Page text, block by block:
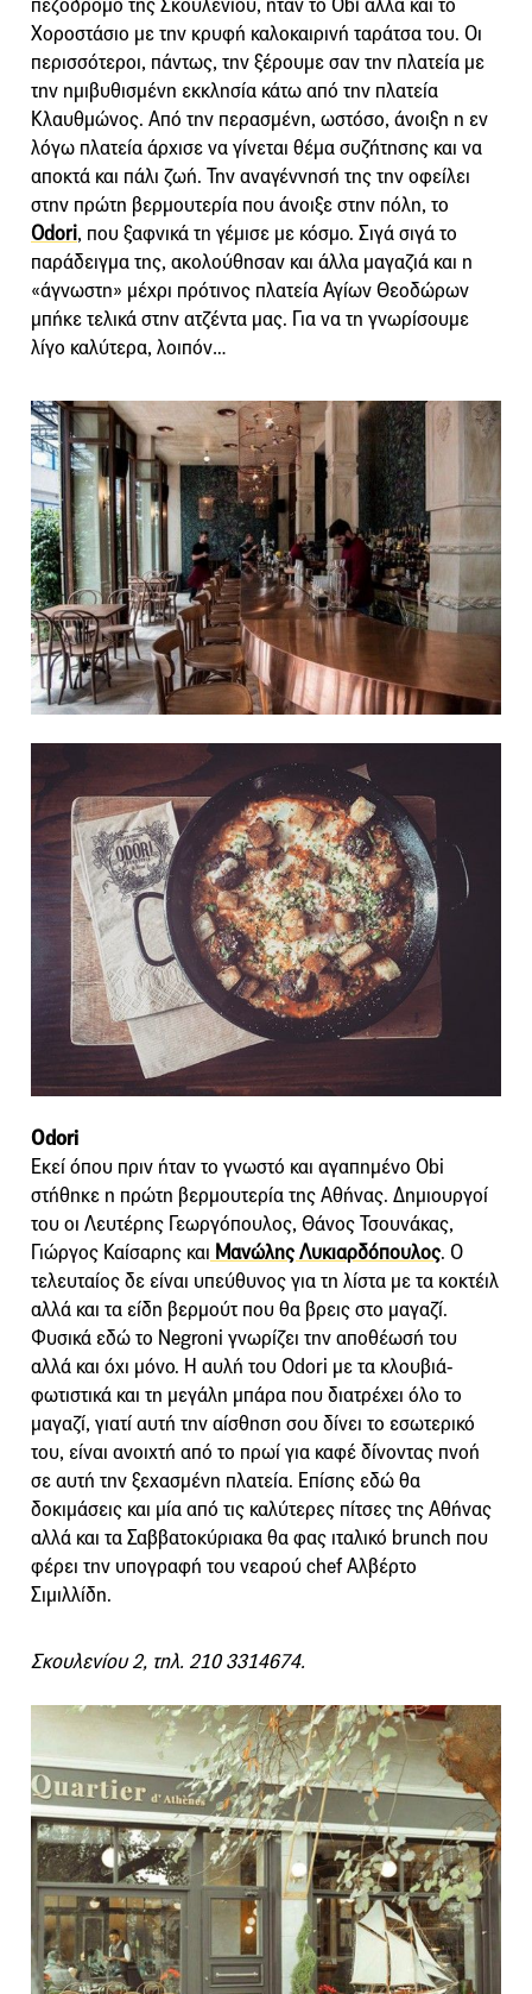
Χοροστάσιο με την κρυφή καλοκαιρινή ταράτσα του. Οι
περισσότεροι, πάντως, την ξέρουμε σαν την πλατεία με
την ημιβυθισμένη εκκλησία κάτω από την πλατεία
Κλαυθμώνος. Από την περασμένη, ωστόσο, άνοιξη η εν
λόγω πλατεία άρχισε να γίνεται θέμα συζήτησης και να
αποκτά και πάλι ζωή. Την αναγέννησή της την οφείλει
στην πρώτη βερμουτερία που άνοιξε στην πόλη, το
Odori, που ξαφνικά τη γέμισε με κόσμο. Σιγά σιγά το
παράδειγμα της, ακολούθησαν και άλλα μαγαζιά και η
«άγνωστη» μέχρι πρότινος πλατεία Αγίων Θεοδώρων
μπήκε τελικά στην ατζέντα μας. Για να τη γνωρίσουμε
λίγο καλύτερα, λοιπόν…
Odori
Εκεί όπου πριν ήταν το γνωστό και αγαπημένο Obi
στήθηκε η πρώτη βερμουτερία της Αθήνας. Δημιουργοί
του οι Λευτέρης Γεωργόπουλος, Θάνος Τσουνάκας,
Γιώργος Καίσαρης και Μανώλης Λυκιαρδόπουλος. Ο
τελευταίος δε είναι υπεύθυνος για τη λίστα με τα κοκτέιλ
αλλά και τα είδη βερμούτ που θα βρεις στο μαγαζί.
Φυσικά εδώ το Negroni γνωρίζει την αποθέωσή του
αλλά και όχι μόνο. Η αυλή του Odori με τα κλουβιά-
φωτιστικά και τη μεγάλη μπάρα που διατρέχει όλο το
μαγαζί, γιατί αυτή την αίσθηση σου δίνει το εσωτερικό
του, είναι ανοιχτή από το πρωί για καφέ δίνοντας πνοή
σε αυτή την ξεχασμένη πλατεία. Επίσης εδώ θα
δοκιμάσεις και μία από τις καλύτερες πίτσες της Αθήνας
αλλά και τα Σαββατοκύριακα θα φας ιταλικό brunch που
φέρει την υπογραφή του νεαρού chef Αλβέρτο
Σιμιλλίδη.
Σκουλενίου 2, τηλ. 210 3314674.